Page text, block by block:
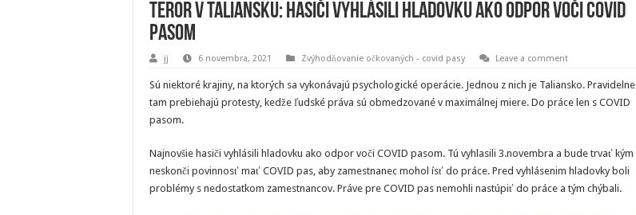
Teror v Taliansku: Hasiči vyhlásili hladovku ako odpor voči COVID
pasom
jj 6 novembra, 2021 Zvýhodňovanie očkovaných - covid pasy Leave a comment
Sú niektoré krajiny, na ktorých sa vykonávajú psychologické operácie. Jednou z nich je Taliansko. Pravidelne
tam prebiehajú protesty, kedže ľudské práva sú obmedzované v maximálnej miere. Do práce len s COVID
pasom.
Najnovšie hasiči vyhlásili hladovku ako odpor voči COVID pasom. Tú vyhlasili 3.novembra a bude trvať kým
neskonči povinnosť mať COVID pas, aby zamestnanec mohol ísť do práce. Pred vyhlásenim hladovky boli
problémy s nedostatkom zamestnancov. Práve pre COVID pas nemohli nastúpiť do práce a tým chýbali.